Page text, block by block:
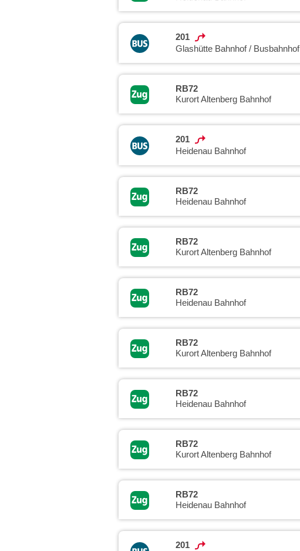
201
Glashütte Bahnhof / Busbahnhof
RB72
Kurort Altenberg Bahnhof
201
Heidenau Bahnhof
RB72
Heidenau Bahnhof
RB72
Kurort Altenberg Bahnhof
RB72
Heidenau Bahnhof
RB72
Kurort Altenberg Bahnhof
RB72
Heidenau Bahnhof
RB72
Kurort Altenberg Bahnhof
RB72
Heidenau Bahnhof
201